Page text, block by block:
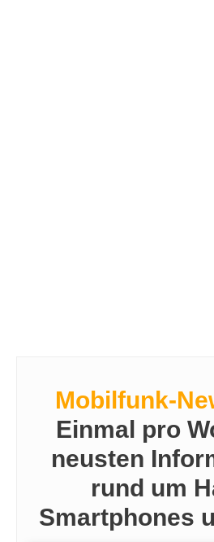
Mobilfunk-
Einmal pro
neusten
rund um
Smartphones